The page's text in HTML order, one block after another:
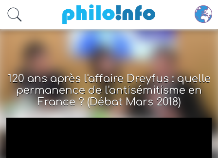
Accéder au contenu principal
120 ans après l'affaire Dreyfus : quelle
permanence de l'antisémitisme en
France ? (Débat Mars 2018)